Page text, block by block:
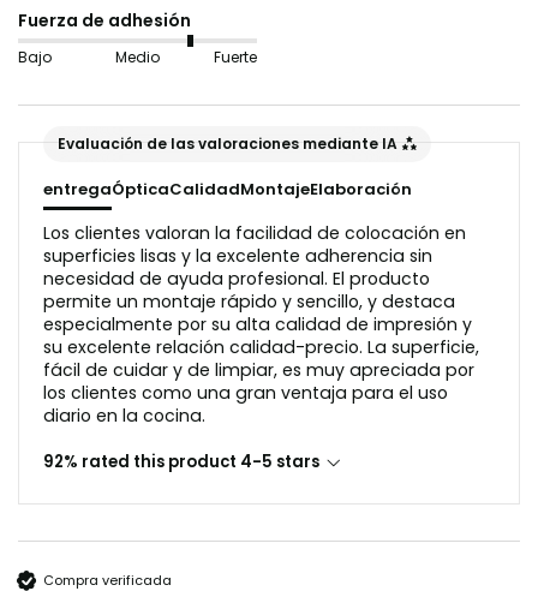
Importante: para la variante«Efecto Vidrio»
debe ser lo más lisa y uniforme posible para obtener
resultados óptimos. Las baldosas onduladas o las virutas de
madera no son adecuadas en este caso, ya que
Antes de la aplicación, la superficie debe estar libre de
polvo y grasa.
Fuerza de adhesión
Bajo Medio Fuerte
Evaluación de las valoraciones mediante IA
entregaÓpticaCalidadMontajeElaboración
Los clientes valoran la facilidad de colocación en
superficies lisas y la excelente adherencia sin
necesidad de ayuda profesional. El producto
permite un montaje rápido y sencillo, y destaca
especialmente por su alta calidad de impresión y
su excelente relación calidad-precio. La superficie,
fácil de cuidar y de limpiar, es muy apreciada por
los clientes como una gran ventaja para el uso
diario en la cocina.
92% rated this product 4-5 stars
Compra verificada